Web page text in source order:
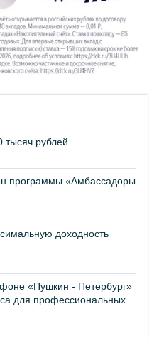
рублей
программы «Амбассадоры
доходность
«Пушкин - Петербург»
для профессиональных